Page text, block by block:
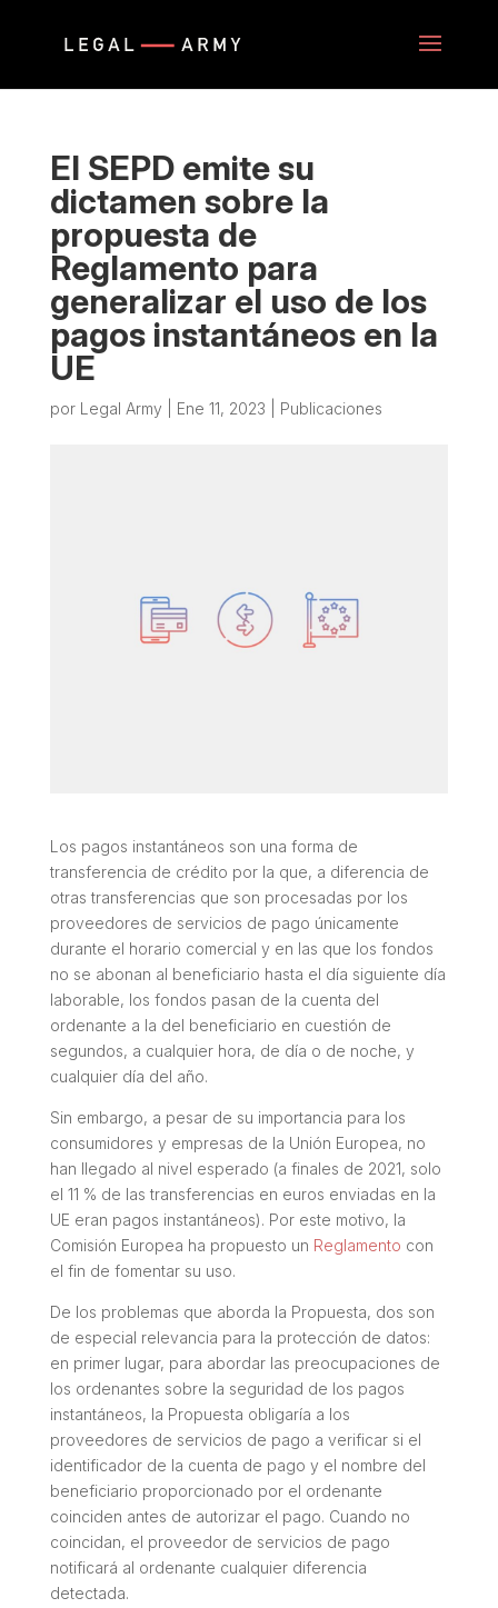
El SEPD emite su
dictamen sobre la
propuesta de
Reglamento para
generalizar el uso de los
pagos instantáneos en la
UE
por Legal Army Ene 11, 2023 Publicaciones
Los pagos instantáneos son una forma de
transferencia de crédito por la que, a diferencia de
otras transferencias que son procesadas por los
proveedores de servicios de pago únicamente
durante el horario comercial y en las que los fondos
no se abonan al beneficiario hasta el día siguiente día
laborable, los fondos pasan de la cuenta del
ordenante a la del beneficiario en cuestión de
segundos, a cualquier hora, de día o de noche, y
cualquier día del año.
Sin embargo, a pesar de su importancia para los
consumidores y empresas de la Unión Europea, no
han llegado al nivel esperado (a finales de 2021, solo
el 11 % de las transferencias en euros enviadas en la
UE eran pagos instantáneos). Por este motivo, la
Comisión Europea ha propuesto un Reglamento con
el fin de fomentar su uso.
De los problemas que aborda la Propuesta, dos son
de especial relevancia para la protección de datos:
en primer lugar, para abordar las preocupaciones de
los ordenantes sobre la seguridad de los pagos
instantáneos, la Propuesta obligaría a los
proveedores de servicios de pago a verificar si el
identificador de la cuenta de pago y el nombre del
beneficiario proporcionado por el ordenante
coinciden antes de autorizar el pago. Cuando no
coincidan, el proveedor de servicios de pago
notificará al ordenante cualquier diferencia
detectada.